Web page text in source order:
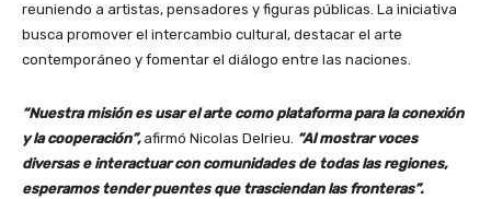
reuniendo a artistas, pensadores y figuras públicas. La iniciativa
busca promover el intercambio cultural, destacar el arte
contemporáneo y fomentar el diálogo entre las naciones.
“Nuestra misión es usar el arte como plataforma para la conexión
y la cooperación”,afirmó Nicolas Delrieu. “Al mostrar voces
diversas e interactuar con comunidades de todas las regiones,
esperamos tender puentes que trasciendan las fronteras”.